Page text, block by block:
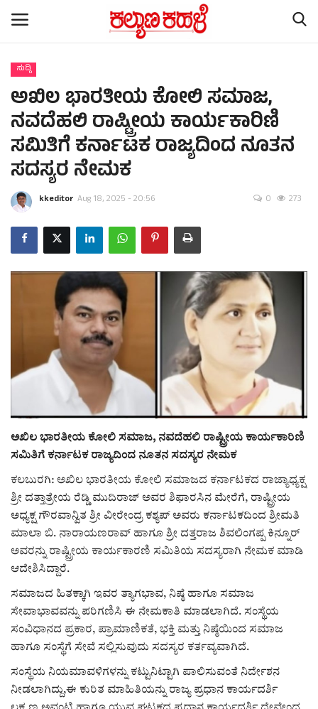
Home
Contact
Subscription
ರಾಷ್ಟ್ರೀಯ ಸುದ್ದಿ
ರಾಜ್ಯ ಸುದ್ದಿ
ಕಲೆ - ಸಾಹಿತ್ಯ
ಕ್ರೈಂ ಸ್ಟೋರಿ
ರಾಜಕೀಯ
e-paper (ಇ–ಪೇಪರ್‌)
ಪುಸ್ತಕ ಪರಿಚಯ
ಅಂಕಣ
ಸಾಧಕರ ಪರಿಚಯ
ಪತ್ರಕರ್ತರ ಪರಿಚಯ
ಸಂಪಾದಕೀಯ
ಕವನ
Digital Subscription
ಸುದ್ದಿ
ಅಖಿಲ ಭಾರತೀಯ ಕೋಲಿ ಸಮಾಜ,
ನವದೆಹಲಿ ರಾಷ್ಟ್ರೀಯ ಕಾರ್ಯಕಾರಿಣಿ
ಸಮಿತಿಗೆ ಕರ್ನಾಟಕ ರಾಜ್ಯದಿಂದ ನೂತನ
ಸದಸ್ಯರ ನೇಮಕ
kkeditor Aug 18, 2025 - 20:56 0 273
ಅಖಿಲ ಭಾರತೀಯ ಕೋಲಿ ಸಮಾಜ, ನವದೆಹಲಿ ರಾಷ್ಟ್ರೀಯ ಕಾರ್ಯಕಾರಿಣಿ
ಸಮಿತಿಗೆ ಕರ್ನಾಟಕ ರಾಜ್ಯದಿಂದ ನೂತನ ಸದಸ್ಯರ ನೇಮಕ
ಕಲಬುರಗಿ: ಅಖಿಲ ಭಾರತೀಯ ಕೋಲಿ ಸಮಾಜದ ಕರ್ನಾಟಕದ ರಾಜ್ಯಾಧ್ಯಕ್ಷ
ಶ್ರೀ ದತ್ತಾತ್ರೇಯ ರೆಡ್ಡಿ ಮುದಿರಾಜ್ ಅವರ ಶಿಫಾರಸಿನ ಮೇರೆಗೆ, ರಾಷ್ಟ್ರೀಯ
ಅಧ್ಯಕ್ಷ ಗೌರವಾನ್ವಿತ ಶ್ರೀ ವೀರೇಂದ್ರ ಕಶ್ಯಪ್ ಅವರು ಕರ್ನಾಟಕದಿಂದ ಶ್ರೀಮತಿ
ಮಾಲಾ ಬಿ. ನಾರಾಯಣರಾವ್ ಹಾಗೂ ಶ್ರೀ ದತ್ತರಾಜ ಶಿವಲಿಂಗಪ್ಪ ಕಿನ್ನೂರ್
ಅವರನ್ನು ರಾಷ್ಟ್ರೀಯ ಕಾರ್ಯಕಾರಣಿ ಸಮಿತಿಯ ಸದಸ್ಯರಾಗಿ ನೇಮಕ ಮಾಡಿ
ಆದೇಶಿಸಿದ್ದಾರೆ.
ಸಮಾಜದ ಹಿತಕ್ಕಾಗಿ ಇವರ ತ್ಯಾಗಭಾವ, ನಿಷ್ಠೆ ಹಾಗೂ ಸಮಾಜ
ಸೇವಾಭಾವವನ್ನು ಪರಿಗಣಿಸಿ ಈ ನೇಮಕಾತಿ ಮಾಡಲಾಗಿದೆ. ಸಂಸ್ಥೆಯ
ಸಂವಿಧಾನದ ಪ್ರಕಾರ, ಪ್ರಾಮಾಣಿಕತೆ, ಭಕ್ತಿ ಮತ್ತು ನಿಷ್ಠೆಯಿಂದ ಸಮಾಜ
ಹಾಗೂ ಸಂಸ್ಥೆಗೆ ಸೇವೆ ಸಲ್ಲಿಸುವುದು ಸದಸ್ಯರ ಕರ್ತವ್ಯವಾಗಿದೆ.
ಸಂಸ್ಥೆಯ ನಿಯಮಾವಳಿಗಳನ್ನು ಕಟ್ಟುನಿಟ್ಟಾಗಿ ಪಾಲಿಸುವಂತೆ ನಿರ್ದೇಶನ
ನೀಡಲಾಗಿದ್ದು,ಈ ಕುರಿತ ಮಾಹಿತಿಯನ್ನು ರಾಜ್ಯ ಪ್ರಧಾನ ಕಾರ್ಯದರ್ಶಿ